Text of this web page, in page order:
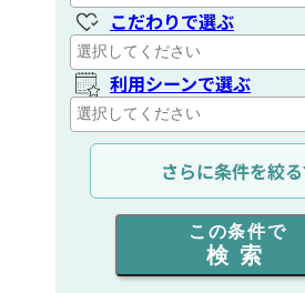
こだわりで選ぶ
利用シーンで選ぶ
通信距離を選ぶ
出力を選ぶ
同時通話人数を選ぶ
さらに条件を絞る
この条件で
検索